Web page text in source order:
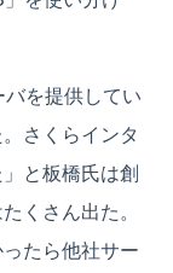
バを提供してい
さくらインタ
と板橋氏は創
くさん出た。
たら他社サー